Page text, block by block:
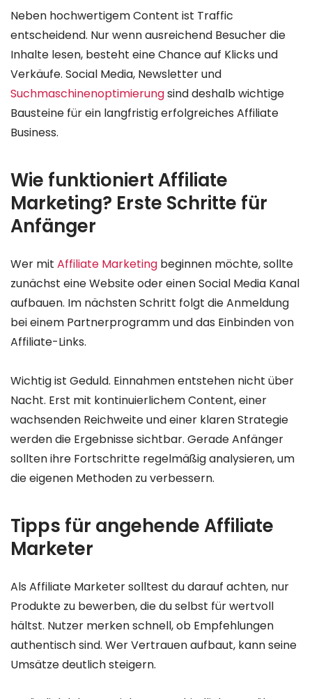
Neben hochwertigem Content ist Traffic
entscheidend. Nur wenn ausreichend Besucher die
Inhalte lesen, besteht eine Chance auf Klicks und
Verkäufe. Social Media, Newsletter und
Suchmaschinenoptimierungsind deshalb wichtige
Bausteine für ein langfristig erfolgreiches Affiliate
Business.
Wie funktioniert Affiliate
Marketing? Erste Schritte für
Anfänger
Wer mit Affiliate Marketing beginnen möchte, sollte
zunächst eine Website oder einen Social Media Kanal
aufbauen. Im nächsten Schritt folgt die Anmeldung
bei einem Partnerprogramm und das Einbinden von
Affiliate-Links.
Wichtig ist Geduld. Einnahmen entstehen nicht über
Nacht. Erst mit kontinuierlichem Content, einer
wachsenden Reichweite und einer klaren Strategie
werden die Ergebnisse sichtbar. Gerade Anfänger
sollten ihre Fortschritte regelmäßig analysieren, um
die eigenen Methoden zu verbessern.
Tipps für angehende Affiliate
Marketer
Als Affiliate Marketer solltest du darauf achten, nur
Produkte zu bewerben, die du selbst für wertvoll
hältst. Nutzer merken schnell, ob Empfehlungen
authentisch sind. Wer Vertrauen aufbaut, kann seine
Umsätze deutlich steigern.